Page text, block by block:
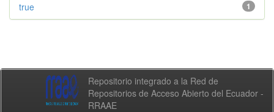
1
true
Repositorio integrado a la Red de
Repositorios de Acceso Abierto del Ecuador -
RRAAE